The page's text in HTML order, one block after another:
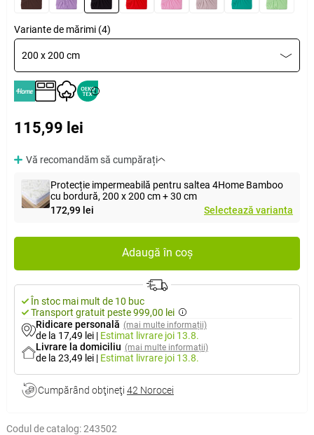
Variante de mărimi (4)
200 x 200 cm
115,99 lei
Vă recomandăm să cumpărați
Protecție impermeabilă pentru saltea 4Home Bamboo
cu bordură, 200 x 200 cm + 30 cm
172,99 lei
Selectează varianta
Adaugă în coș
În stoc mai mult de 10 buc
Transport gratuit peste 999,00 lei
Ridicare personală (mai multe informații)
de la 17,49 lei | Estimat livrare joi 13.8.
Livrare la domiciliu (mai multe informații)
de la 23,49 lei | Estimat livrare joi 13.8.
Cumpărând obţineţi 42 Norocei
Codul de catalog:243502